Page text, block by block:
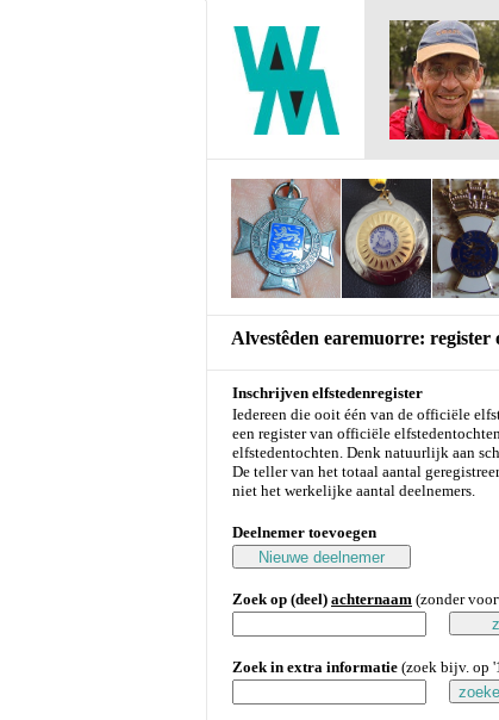
Alvestêden earemuorre: register
Inschrijven elfstedenregister
Iedereen die ooit één van de officiële
een register van officiële
elfstedentochten. Denk natuurlijk aan
De teller van het totaal aantal
niet het werkelijke aantal deelnemers.
Deelnemer toevoegen
Zoek op (deel) achternaam (zonder
Zoek in extra informatie (zoek bijv. op